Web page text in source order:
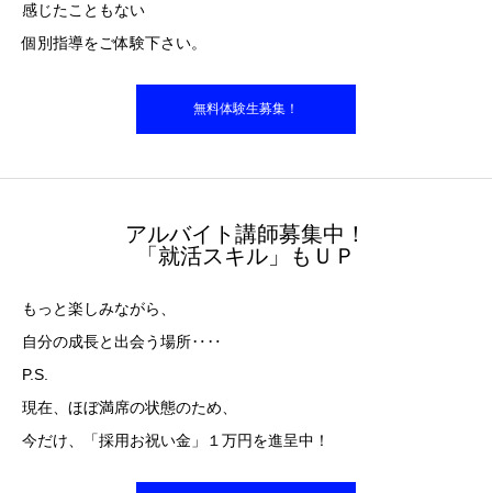
感じたこともない
個別指導をご体験下さい。
無料体験生募集！
アルバイト講師募集中！
「就活スキル」もＵＰ
もっと楽しみながら、
自分の成長と出会う場所‥‥
P.S.
現在、ほぼ満席の状態のため、
今だけ、「採用お祝い金」１万円を進呈中！